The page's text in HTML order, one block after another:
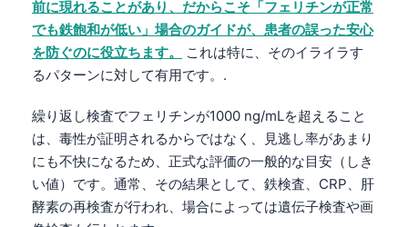
前に現れることがあり、だからこそ「フェリチンが正常
でも鉄飽和が低い」場合のガイドが、患者の誤った安心
を防ぐのに役立ちます。
これは特に、そのイライラす
るパターンに対して有用です。.
繰り返し検査でフェリチンが1000 ng/mLを超えること
は、毒性が証明されるからではなく、見逃し率があまり
にも不快になるため、正式な評価の一般的な目安（しき
い値）です。通常、その結果として、鉄検査、CRP、肝
酵素の再検査が行われ、場合によっては遺伝子検査や画
Frysk
Ślōnskŏ gŏdka
Norsk bokmål